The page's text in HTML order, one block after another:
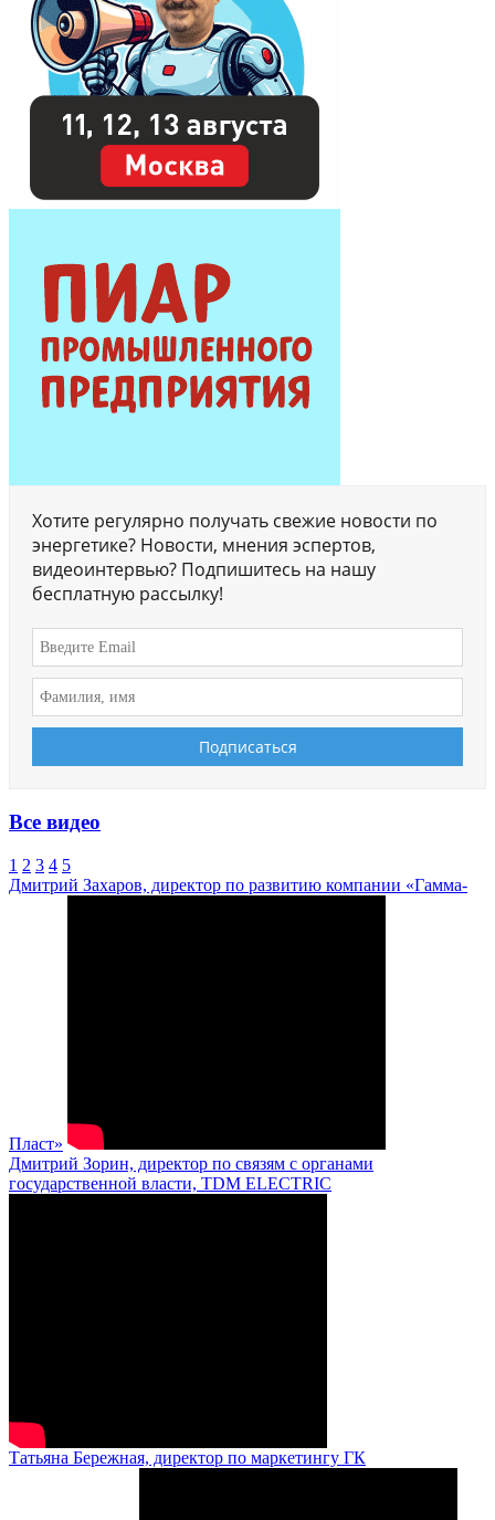
Хотите регулярно получать свежие новости по
энергетике? Новости, мнения эспертов,
видеоинтервью? Подпишитесь на нашу
бесплатную рассылку!
Все видео
1 2 3 4 5
Дмитрий Захаров, директор по развитию компании «Гамма-
Пласт»
Дмитрий Зорин, директор по связям с органами
государственной власти, TDM ELECTRIC
Татьяна Бережная, директор по маркетингу ГК